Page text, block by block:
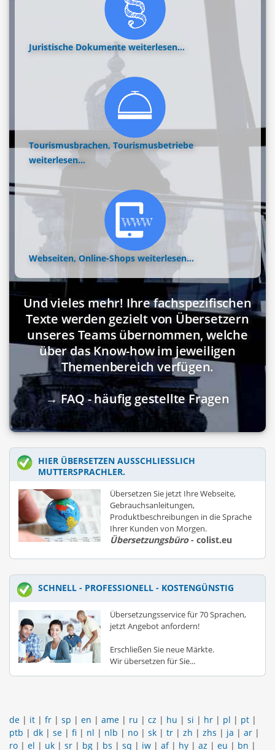
Juristische Dokumente weiterlesen...
Tourismusbrachen, Tourismusbetriebe
weiterlesen...
Webseiten, Online-Shops weiterlesen...
Und vieles mehr! Ihre fachspezifischen
Texte werden gezielt von Übersetzern
unseres Teams übernommen, welche
über das Know-how im jeweiligen
Themenbereich verfügen.
→ FAQ - häufig gestellte Fragen
HIER ÜBERSETZEN AUSSCHLIESSLICH M
UTTERSPRACHLER.
Übersetzen Sie jetzt Ihre Webseite,
Gebrauchsanleitungen,
Produktbeschreibungen in die Sprache
Ihrer Kunden von Morgen.
Übersetzungsbüro- colist.eu
SCHNELL - PROFESSIONELL - KOSTENGÜNSTIG
Übersetzungsservice für 70 Sprachen,
jetzt Angebot anfordern!
Erschließen Sie neue Märkte.
Wir übersetzen für Sie...
de | it | fr | sp | en | ame | ru | cz | hu | si | hr | pl | pt |
ptb | dk | se | fi | nl | nlb | no | sk | tr | zh | zhs | ja | ar |
ro | el | uk | sr | bg | bs | sq | iw | af| hy | az | eu | bn |